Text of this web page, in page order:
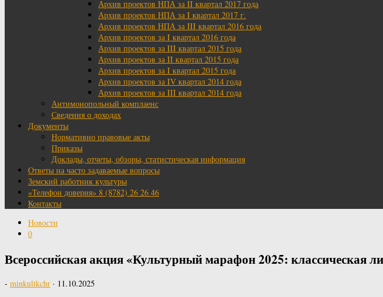
Архив проектов НПА за II квартал 2017 года
Архив проектов НПА за I квартал 2017 г.
Архив проектов НПА за III квартал 2016 года
Архив проектов за I квартал 2016 года
Архив проектов за III квартал 2015 года
Архив проектов за II квартал 2015 года
Архив проектов за I квартал 2015 года
Архив проектов за IV квартал 2014 года
Архив проектов за III квартал 2014 года
Антимонопольный комплаенс
Сведения о доходах
Документы
Нормативно правовые акты
Приказы
Доклады, отчеты, обзоры, статистическая информация
Ответы на часто задаваемые вопросы
Земский работник культуры
«Телефон доверия» 8 (8782) 26 26 46
Контакты
Новости
0
Всероссийская акция «Культурный марафон 2025: классическая
- minkultkchr · 11.10.2025